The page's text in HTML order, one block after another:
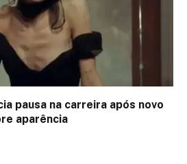
pausa na carreira após novo
aparência